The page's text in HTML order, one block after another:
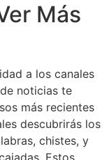
Más
a los canales
noticias te
más recientes
descubrirás los
chistes, y